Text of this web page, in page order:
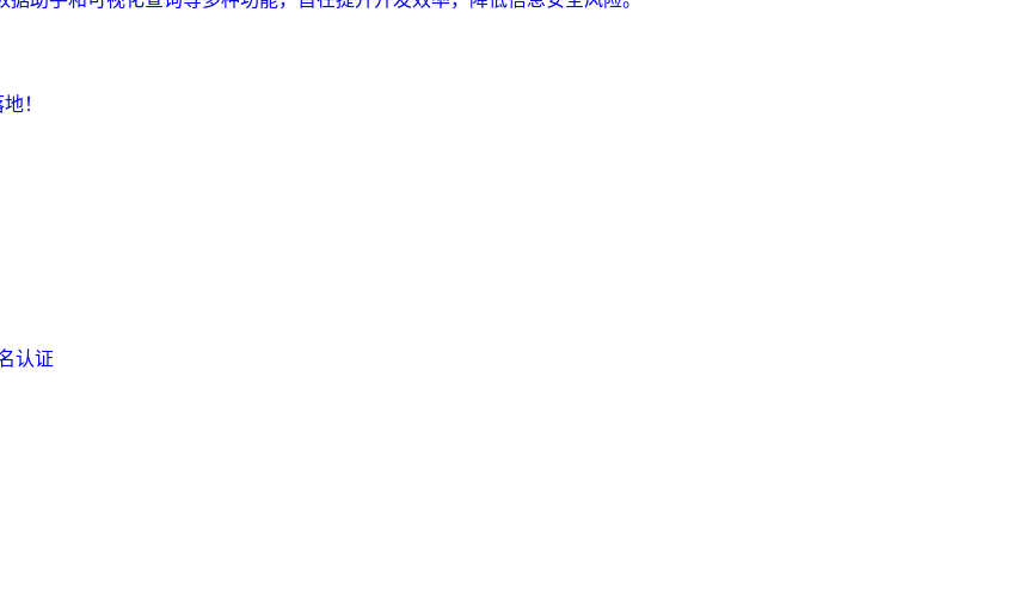
！
认证